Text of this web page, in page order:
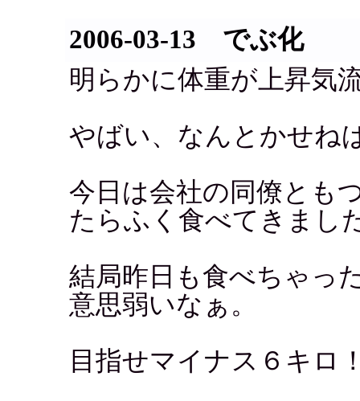
2006-03-13 でぶ化
明らかに体重が上昇気
やばい、なんとかせね
今日は会社の同僚とも
たらふく食べてきまし
結局昨日も食べちゃっ
意思弱いなぁ。
目指せマイナス６キロ